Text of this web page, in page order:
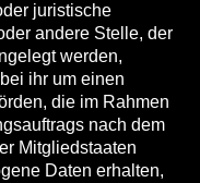
juristische
andere Stelle, der
werden,
ihr um einen
die im Rahmen
nach dem
Mitgliedstaaten
Daten erhalten,